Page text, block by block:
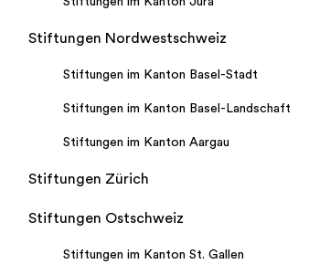
Stiftungen Nordwestschweiz
Stiftungen im Kanton Basel-Stadt
Stiftungen im Kanton Basel-Landschaft
Stiftungen im Kanton Aargau
Stiftungen Zürich
Stiftungen Ostschweiz
Stiftungen im Kanton St. Gallen